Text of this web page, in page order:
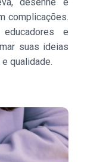
complicações.
e
suas ideias
qualidade.